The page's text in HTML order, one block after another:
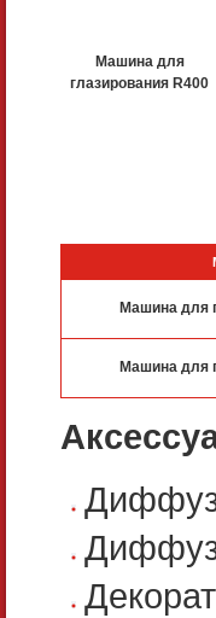
Машина для
глазирования R400
Машина для
Машина для